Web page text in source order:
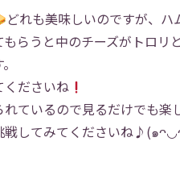
どれも美味しいのですが、
らうと中のチーズがトロ
くださいね
ているので見るだけでも楽
戦してみてくださいね♪(๑